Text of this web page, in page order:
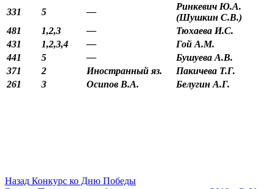
331
5 —
Ринкевич Ю.А.
(Шушкин С.В.)
481
1,2,3 —
Тюхаева И.С.
431
1,2,3,4 —
Гой А.М.
441
5 —
Бушуева А.В.
371
2 Иностранный яз.
Пакичева Т.Г.
261
3 Осипов В.А. Белугин А.Г.
Навигация
Назад Предыдущая
Конкурс ко Дню Победы